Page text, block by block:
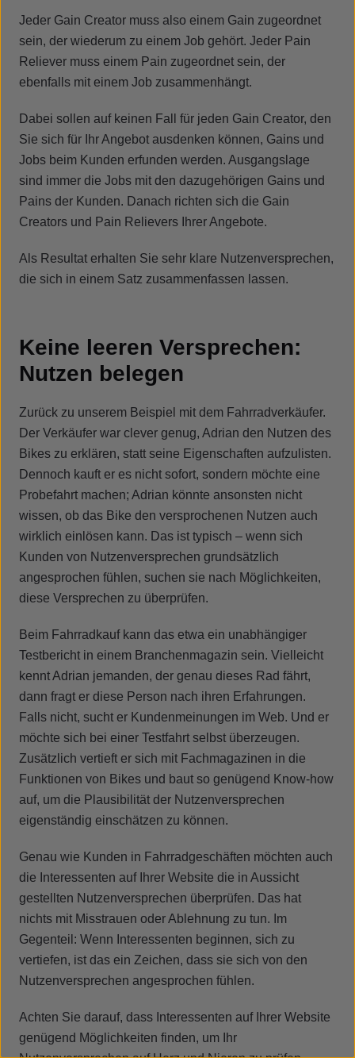
Jeder Gain Creator muss also einem Gain zugeordnet
sein, der wiederum zu einem Job gehört. Jeder Pain
Reliever muss einem Pain zugeordnet sein, der
ebenfalls mit einem Job zusammenhängt.
Dabei sollen auf keinen Fall für jeden Gain Creator, den
Sie sich für Ihr Angebot ausdenken können, Gains und
Jobs beim Kunden erfunden werden. Ausgangslage
sind immer die Jobs mit den dazugehörigen Gains und
Pains der Kunden. Danach richten sich die Gain
Creators und Pain Relievers Ihrer Angebote.
Als Resultat erhalten Sie sehr klare Nutzenversprechen,
die sich in einem Satz zusammenfassen lassen.
Keine leeren Versprechen:
Nutzen belegen
Zurück zu unserem Beispiel mit dem Fahrradverkäufer.
Der Verkäufer war clever genug, Adrian den Nutzen des
Bikes zu erklären, statt seine Eigenschaften aufzulisten.
Dennoch kauft er es nicht sofort, sondern möchte eine
Probefahrt machen; Adrian könnte ansonsten nicht
wissen, ob das Bike den versprochenen Nutzen auch
wirklich einlösen kann. Das ist typisch – wenn sich
Kunden von Nutzenversprechen grundsätzlich
angesprochen fühlen, suchen sie nach Möglichkeiten,
diese Versprechen zu überprüfen.
Beim Fahrradkauf kann das etwa ein unabhängiger
Testbericht in einem Branchenmagazin sein. Vielleicht
kennt Adrian jemanden, der genau dieses Rad fährt,
dann fragt er diese Person nach ihren Erfahrungen.
Falls nicht, sucht er Kundenmeinungen im Web. Und er
möchte sich bei einer Testfahrt selbst überzeugen.
Zusätzlich vertieft er sich mit Fachmagazinen in die
Funktionen von Bikes und baut so genügend Know-how
auf, um die Plausibilität der Nutzenversprechen
eigenständig einschätzen zu können.
Genau wie Kunden in Fahrradgeschäften möchten auch
die Interessenten auf Ihrer Website die in Aussicht
gestellten Nutzenversprechen überprüfen. Das hat
nichts mit Misstrauen oder Ablehnung zu tun. Im
Gegenteil: Wenn Interessenten beginnen, sich zu
vertiefen, ist das ein Zeichen, dass sie sich von den
Nutzenversprechen angesprochen fühlen.
Achten Sie darauf, dass Interessenten auf Ihrer Website
genügend Möglichkeiten finden, um Ihr